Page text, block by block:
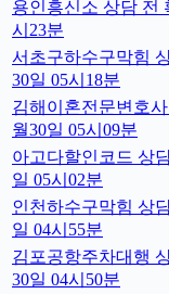
용인흥신소 상담 전
시23분
서초구하수구막힘
30일 05시18분
김해이혼전문변호
월30일 05시09분
아고다할인코드 상
일 05시02분
인천하수구막힘 상
일 04시55분
김포공항주차대행
30일 04시50분